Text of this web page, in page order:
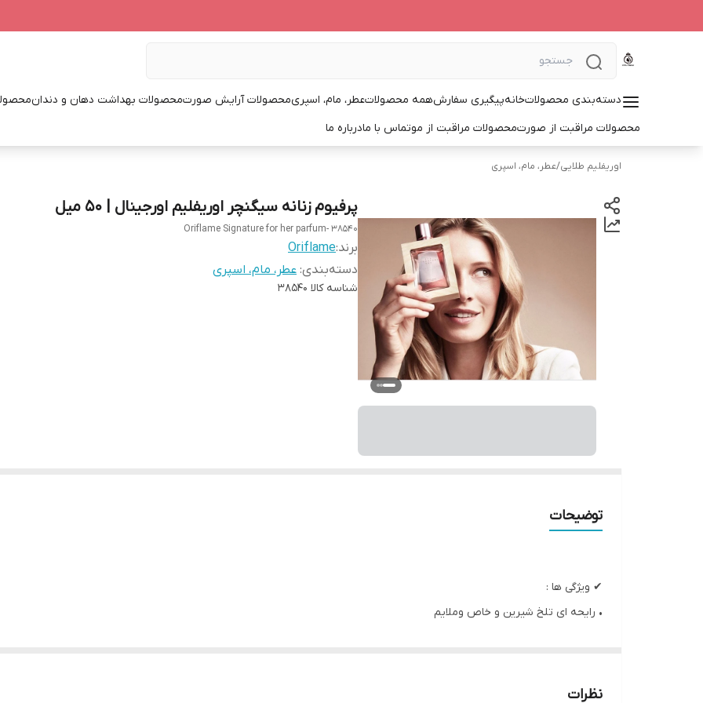
دسته‌بندی محصولاتخانهپیگیری سفارشهمه محصولاتعطر، مام، اسپریمحصولات آرایش صورتمحصولات بهداشت دهان و دندان
محصولات مراقبت از صورتمحصولات مراقبت از موتماس با مادرباره ما
اوریفلیم طلایی/عطر، مام، اسپری
پرفیوم زنانه سیگنچر اوریفلیم اورجینال | 50 میل
Oriflame Signature for her parfum- 38540
برند:Oriflame
دسته‌بندی: عطر، مام، اسپری
شناسه کالا 38540
توضیحات
✔ ویژگی ها :
• رایحه ای‌ تلخ شیرین و‌ خاص و‌ملایم
• تشکیل شده از فلفل صورتی، اسطوخودوس و چوب صندل
نظرات